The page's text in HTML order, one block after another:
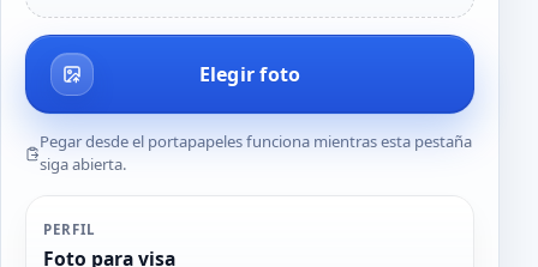
Elegir foto
Pegar desde el portapapeles funciona mientras esta pestaña
siga abierta.
PERFIL
Foto para visa